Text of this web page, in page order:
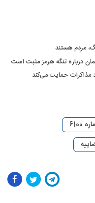
مردم هستند
درباره تنگه هرمز مثبت است
مذاکرات حمایت می‌کند